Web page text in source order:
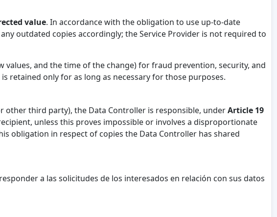
value. In accordance with the obligation to use up-to-date
outdated copies accordingly; the Service Provider is not required to
values, and the time of the change) for fraud prevention, security, and
retained only for as long as necessary for those purposes.
other third party), the Data Controller is responsible, underArticle 19
unless this proves impossible or involves a disproportionate
obligation in respect of copies the Data Controller has shared
a las solicitudes de los interesados en relación con sus datos